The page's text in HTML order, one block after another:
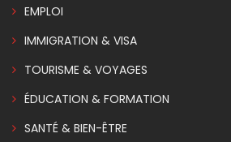
EMPLOI
IMMIGRATION & VISA
TOURISME & VOYAGES
ÉDUCATION & FORMATION
SANTÉ & BIEN-ÊTRE